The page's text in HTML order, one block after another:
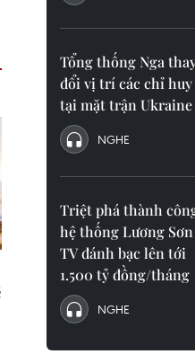
Tổng thống Nga
đổi vị trí các chỉ huy
tại mặt trận Ukraine
NGHE
Triệt phá thành
hệ thống Lương Sơn
TV đánh bạc lên tới
1.500 tỷ đồng/tháng
NGHE